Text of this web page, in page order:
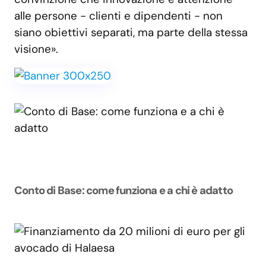
alle persone - clienti e dipendenti - non
siano obiettivi separati, ma parte della stessa
visione».
Conto di Base: come funziona e a chi è adatto